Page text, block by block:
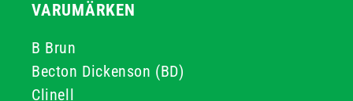
VARUMÄRKEN
B Brun
Becton Dickenson (BD)
Clinell